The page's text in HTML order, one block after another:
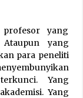
yang
yang
para peneliti
Yang
Yang